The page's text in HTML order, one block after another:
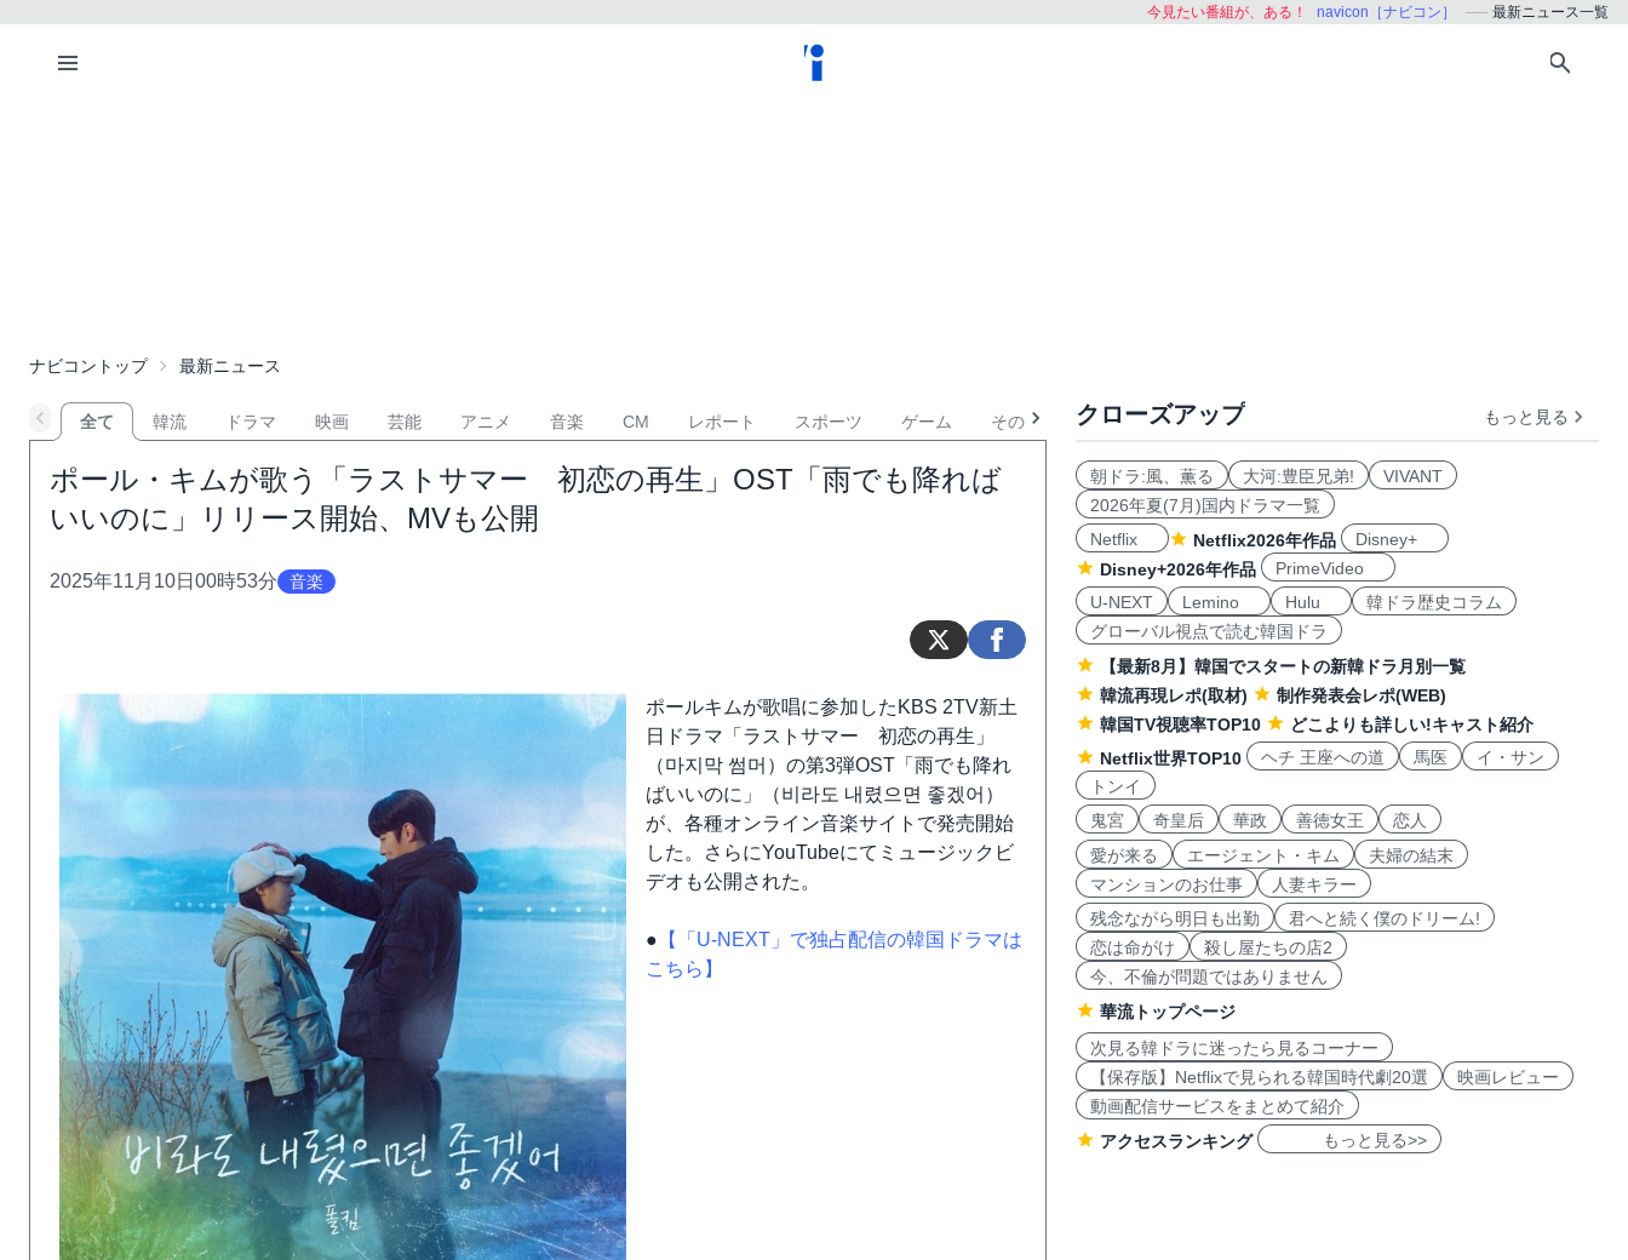
今見たい番組が、ある！ navicon［ナビコン］ 最新ニュース一覧
ナビコントップ 最新ニュース
全て 韓流 ドラマ 映画 芸能 アニメ 音楽 CM レポート スポーツ ゲーム その他
ポール・キムが歌う「ラストサマー 初恋の再生」OST「雨でも降れば
いいのに」リリース開始、MVも公開
2025年11月10日00時53分 音楽
ポールキムが歌唱に参加したKBS 2TV新土
日ドラマ「ラストサマー 初恋の再生」
（마지막 썸머）の第3弾OST「雨でも降れ
ばいいのに」（비라도 내렸으면 좋겠어）
が、各種オンライン音楽サイトで発売開始
した。さらにYouTubeにてミュージックビ
デオも公開された。
● 【「U-NEXT」で独占配信の韓国ドラマは
こちら】
クローズアップ もっと見る
朝ドラ:風、薫る 大河:豊臣兄弟!
VIVANT
2026年夏(7月)国内ドラマ一覧
Netflix
Netflix2026年作品
Disney+
Disney+2026年作品
PrimeVideo
U-NEXT
Lemino Hulu
韓ドラ歴史コラム
グローバル視点で読む韓国ドラ
【最新8月】韓国でスタートの新韓ドラ月別一覧
韓流再現レポ(取材)
制作発表会レポ(WEB)
韓国TV視聴率TOP10
どこよりも詳しい!キャスト紹介
Netflix世界TOP10
ヘチ 王座への道 馬医
イ・サン
トンイ
鬼宮
奇皇后 華政 善徳女王
恋人
愛が来る
エージェント・キム
夫婦の結末
マンションのお仕事
人妻キラー
残念ながら明日も出勤
君へと続く僕のドリーム!
恋は命がけ
殺し屋たちの店2
今、不倫が問題ではありません
華流トップページ
次見る韓ドラに迷ったら見るコーナー
【保存版】Netflixで見られる韓国時代劇20選
映画レビュー
動画配信サービスをまとめて紹介
アクセスランキング
もっと見る>>